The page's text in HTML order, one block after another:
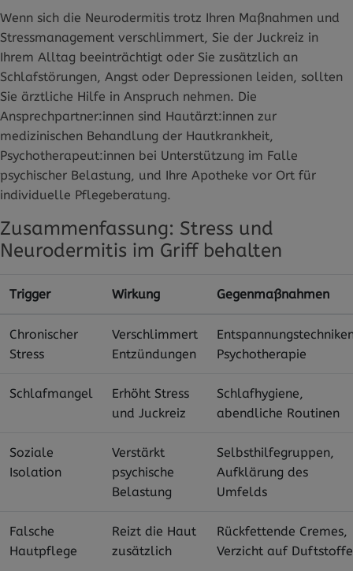
Wenn sich die Neurodermitis trotz Ihren Maßnahmen und
Stressmanagement verschlimmert, Sie der Juckreiz in
Ihrem Alltag beeinträchtigt oder Sie zusätzlich an
Schlafstörungen, Angst oder Depressionen leiden, sollten
Sie ärztliche Hilfe in Anspruch nehmen. Die
Ansprechpartner:innen sind Hautärzt:innen zur
medizinischen Behandlung der Hautkrankheit,
Psychotherapeut:innen bei Unterstützung im Falle
psychischer Belastung, und Ihre Apotheke vor Ort für
individuelle Pflegeberatung.
Zusammenfassung: Stress und
Neurodermitis im Griff behalten
Trigger Wirkung Gegenmaßnahmen
Chronischer
Stress
Verschlimmert
Entzündungen
Psychotherapie
Schlafmangel
Erhöht Stress
und Juckreiz
Schlafhygiene,
abendliche Routinen
Soziale
Isolation
Verstärkt
psychische
Belastung
Selbsthilfegruppen,
Aufklärung des
Umfelds
Falsche
Hautpflege
Reizt die Haut
zusätzlich
Rückfettende Cremes,
Verzicht auf Duftstoffe